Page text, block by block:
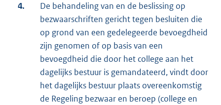
4.
De behandeling van en de beslissing op
bezwaarschriften gericht tegen besluiten die
op grond van een gedelegeerde bevoegdheid
zijn genomen of op basis van een
bevoegdheid die door het college aan het
dagelijks bestuur is gemandateerd, vindt door
het dagelijks bestuur plaats overeenkomstig
de Regeling bezwaar en beroep (college en